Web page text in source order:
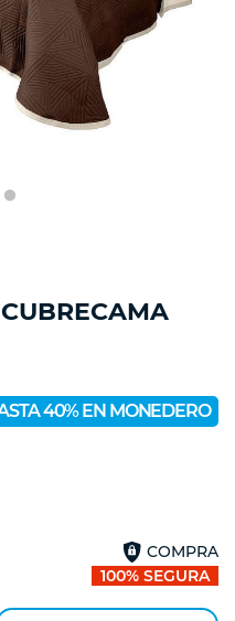
40% EN MONEDERO
COMPRA
100% SEGURA